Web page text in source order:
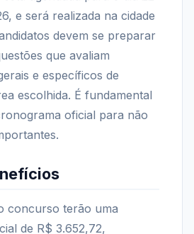
e será realizada na cidade
devem se preparar
que avaliam
e específicos de
escolhida. É fundamental
oficial para não
concurso terão uma
de R$ 3.652,72,